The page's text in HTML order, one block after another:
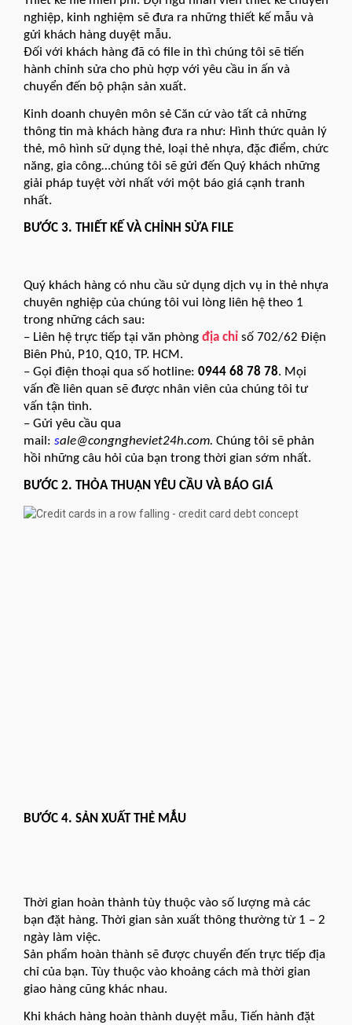
nghiệp, kinh nghiệm sẽ đưa ra những thiết kế mẫu và
gửi khách hàng duyệt mẫu.
Đối với khách hàng đã có file in thì chúng tôi sẽ tiến
hành chỉnh sửa cho phù hợp với yêu cầu in ấn và
chuyển đến bộ phận sản xuất.
Kinh doanh chuyên môn sẻ Căn cứ vào tất cả những
thông tin mà khách hàng đưa ra như: Hình thức quản lý
thẻ, mô hình sữ dụng thẻ, loại thẻ nhựa, đặc điểm, chức
năng, gia công…chúng tôi sẽ gửi đến Quý khách những
giải pháp tuyệt vời nhất với một báo giá cạnh tranh
nhất.
BƯỚC 3. THIẾT KẾ VÀ CHỈNH SỬA FILE
Quý khách hàng có nhu cầu sử dụng dịch vụ in thẻ nhựa
chuyên nghiệp của chúng tôi vui lòng liên hệ theo 1
trong những cách sau:
– Liên hệ trực tiếp tại văn phòng địa chỉ số 702/62 Điện
Biên Phủ, P10, Q10, TP. HCM.
– Gọi điện thoại qua số hotline: 0944 68 78 78. Mọi
vấn đề liên quan sẽ được nhân viên của chúng tôi tư
vấn tận tình.
– Gửi yêu cầu qua
mail: sale@congngheviet24h.com. Chúng tôi sẽ phản
hồi những câu hỏi của bạn trong thời gian sớm nhất.
BƯỚC 2. THỎA THUẬN YÊU CẦU VÀ BÁO GIÁ
BƯỚC 4. SẢN XUẤT THẺ MẪU
Thời gian hoàn thành tùy thuộc vào số lượng mà các
bạn đặt hàng. Thời gian sản xuất thông thường từ 1 – 2
ngày làm việc.
Sản phẩm hoàn thành sẽ được chuyển đến trực tiếp địa
chỉ của bạn. Tùy thuộc vào khoảng cách mà thời gian
giao hàng cũng khác nhau.
Khi khách hàng hoàn thành duyệt mẫu, Tiến hành đặt